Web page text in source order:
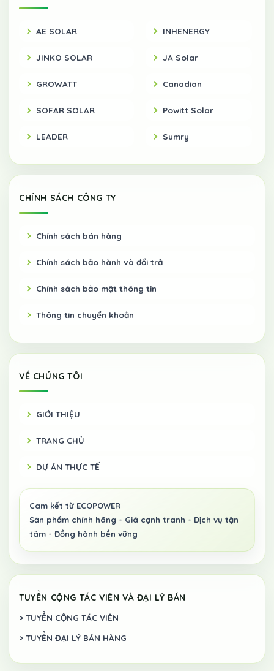
AE SOLAR
JINKO SOLAR
GROWATT
SOFAR SOLAR
LEADER
INHENERGY
JA Solar
Canadian
Powitt Solar
Sumry
CHÍNH SÁCH CÔNG TY
Chính sách bán hàng
Chính sách bảo hành và đổi trả
Chính sách bảo mật thông tin
Thông tin chuyển khoản
VỀ CHÚNG TÔI
GIỚI THIỆU
TRANG CHỦ
DỰ ÁN THỰC TẾ
TUYỂN CỘNG TÁC VIÊN VÀ ĐẠI LÝ BÁN
> TUYỂN CỘNG TÁC VIÊN
> TUYỂN ĐẠI LÝ BÁN HÀNG